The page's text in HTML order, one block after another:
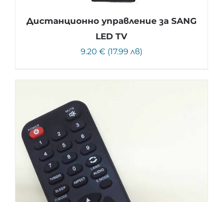
Дистанционно управление за SANG
LED TV
9.20 € (17.99 лв)